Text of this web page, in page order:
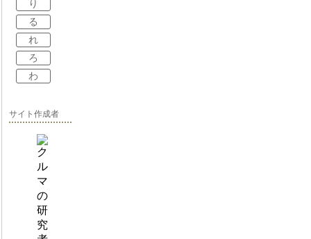
り
る
れ
ろ
わ
サイト作成者